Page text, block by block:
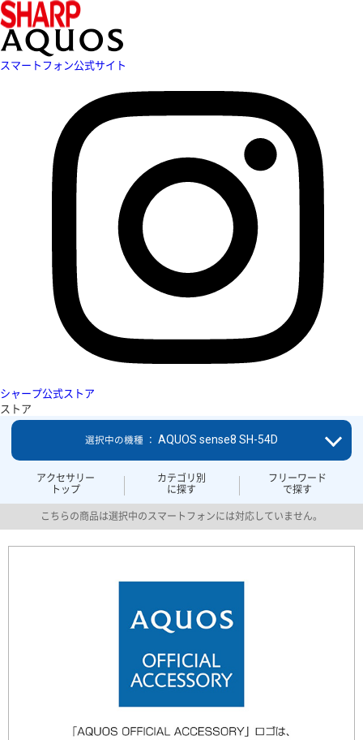
スマートフォン公式サイト
シャープ公式ストア
ストア
アクセサリー
トップ
カテゴリ別
に探す
フリーワード
で探す
選択中の機種 ： AQUOS sense8 SH-54D
こちらの商品は選択中のスマートフォンには対応していません。